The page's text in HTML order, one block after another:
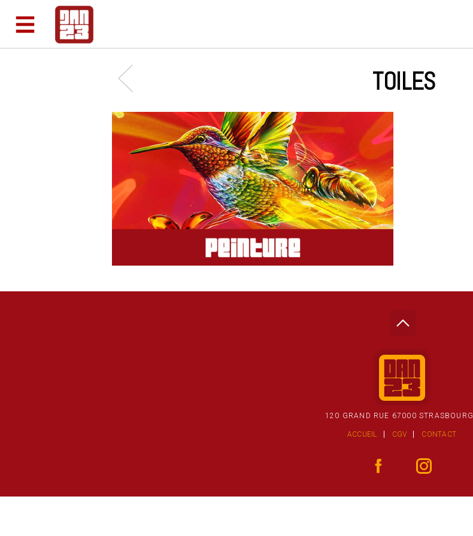
TOILES
120 GRAND RUE 67000 STRASBOURG
ACCUEIL CGV CONTACT